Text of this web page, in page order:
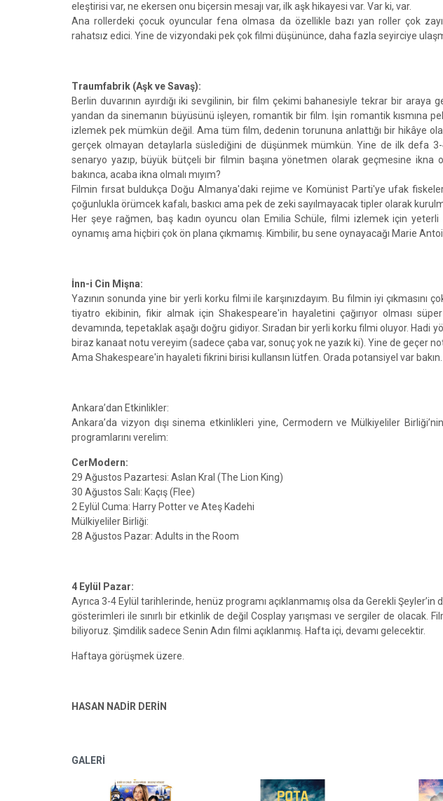
eleştirisi var, ne ekersen onu biçersin mesajı var, ilk aşk hikayesi var. Var ki, var.
Ana rollerdeki çocuk oyuncular fena olmasa da özellikle bazı yan roller çok
rahatsız edici. Yine de vizyondaki pek çok filmi düşününce, daha fazla seyirciye
Traumfabrik (Aşk ve Savaş):
Berlin duvarının ayırdığı iki sevgilinin, bir film çekimi bahanesiyle tekrar bir
yandan da sinemanın büyüsünü işleyen, romantik bir film. İşin romantik kısmına
izlemek pek mümkün değil. Ama tüm film, dedenin torununa anlattığı bir hikâye
gerçek olmayan detaylarla süslediğini de düşünmek mümkün. Yine de ilk defa
senaryo yazıp, büyük bütçeli bir filmin başına yönetmen olarak geçmesine ikna
bakınca, acaba ikna olmalı mıyım?
Filmin fırsat buldukça Doğu Almanya'daki rejime ve Komünist Parti'ye ufak
çoğunlukla örümcek kafalı, baskıcı ama pek de zeki sayılmayacak tipler olarak
Her şeye rağmen, baş kadın oyuncu olan Emilia Schüle, filmi izlemek için
oynamış ama hiçbiri çok ön plana çıkmamış. Kimbilir, bu sene oynayacağı Marie
İnn-i Cin Mişna:
Yazının sonunda yine bir yerli korku filmi ile karşınızdayım. Bu filmin iyi çıkmasını
tiyatro ekibinin, fikir almak için Shakespeare'in hayaletini çağırıyor olması
devamında, tepetaklak aşağı doğru gidiyor. Sıradan bir yerli korku filmi oluyor. Hadi
biraz kanaat notu vereyim (sadece çaba var, sonuç yok ne yazık ki). Yine de geçer
Ama Shakespeare'in hayaleti fikrini birisi kullansın lütfen. Orada potansiyel var bakın.
Ankara’dan Etkinlikler:
Ankara’da vizyon dışı sinema etkinlikleri yine, Cermodern ve Mülkiyeliler
programlarını verelim:
CerModern:
29 Ağustos Pazartesi: Aslan Kral (The Lion King)
30 Ağustos Salı: Kaçış (Flee)
2 Eylül Cuma: Harry Potter ve Ateş Kadehi
Mülkiyeliler Birliği:
28 Ağustos Pazar: Adults in the Room
4 Eylül Pazar:
Ayrıca 3-4 Eylül tarihlerinde, henüz programı açıklanmamış olsa da Gerekli
gösterimleri ile sınırlı bir etkinlik de değil Cosplay yarışması ve sergiler de olacak.
biliyoruz. Şimdilik sadece Senin Adın filmi açıklanmış. Hafta içi, devamı gelecektir.
Haftaya görüşmek üzere.
HASAN NADİR DERİN
GALERİ